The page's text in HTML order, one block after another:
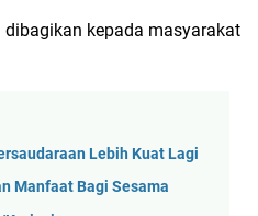
kepada masyarakat
Lebih Kuat Lagi
Manfaat Bagi Sesama